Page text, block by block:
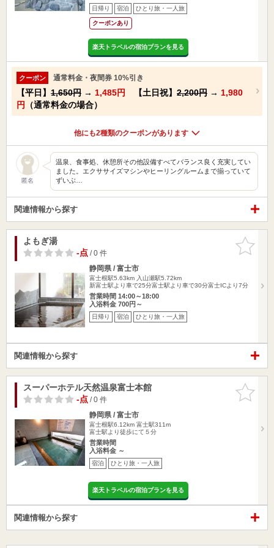
日帰り 宿泊 ひとり旅・一人旅
クーポンあり
楽天トラベルの宿泊プランを見る
クーポン 通常料金・夜間券 10%引き
【平日】 1,650円 → 1,485円 【土日祝】 2,200円 → 1,980
円
（通常料金の場合）
他にも2種類のクーポンがあります
匿名
温泉、食事処、休憩所その他設備すべてバランス良く充実してい
ました。エクササイズマシンやヒーリングルームまで揃っていて
ずいぶ…
関連情報から探す
お気に入
りに追加
よもぎ湯
-点/ 0 件
静岡県 / 富士市
富士根駅5.63km 入山瀬駅5.72km
新富士駅より車で25分富士駅より車で30分富士ICより7分
営業時間 14:00～18:00
入浴料金 700円～
日帰り 宿泊 ひとり旅・一人旅
関連情報から探す
お気に入
りに追加
スーパーホテル天然温泉富士本館
-点/ 0 件
静岡県 / 富士市
富士根駅6.12km 富士駅311m
富士駅より徒歩にて５分
営業時間
入浴料金 ～
宿泊 ひとり旅・一人旅
楽天トラベルの宿泊プランを見る
関連情報から探す